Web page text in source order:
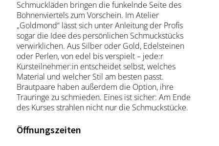
Schmuckläden bringen die funkelnde Seite des
Bohnenviertels zum Vorschein. Im Atelier
„Goldmond“ lässt sich unter Anleitung der Profis
sogar die Idee des persönlichen Schmuckstücks
verwirklichen. Aus Silber oder Gold, Edelsteinen
oder Perlen, von edel bis verspielt – jede:r
Kursteilnehmer:in entscheidet selbst, welches
Material und welcher Stil am besten passt.
Brautpaare haben außerdem die Option, ihre
Trauringe zu schmieden. Eines ist sicher: Am Ende
des Kurses strahlen nicht nur die Schmuckstücke.
Öffnungszeiten